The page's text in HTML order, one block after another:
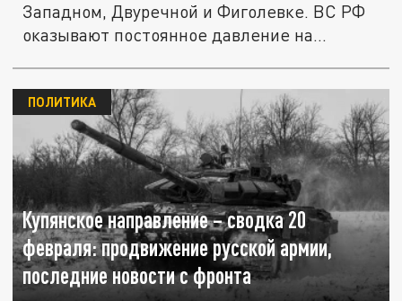
Западном, Двуречной и Фиголевке. ВС РФ
оказывают постоянное давление на...
Купянское направление – сводка 20
февраля: продвижение русской армии,
последние новости с фронта
ПОЛИТИКА